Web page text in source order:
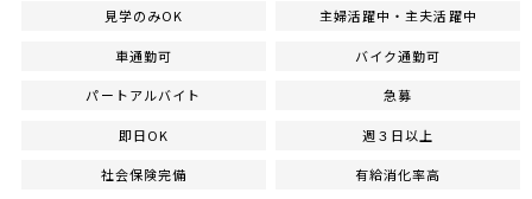
見学のみOK 主婦活躍中・主夫活躍中
車通勤可 バイク通勤可
パートアルバイト 急募
即日OK 週３日以上
社会保険完備 有給消化率高